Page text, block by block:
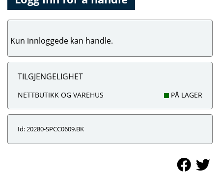
Kun innloggede kan handle.
TILGJENGELIGHET
NETTBUTIKK OG VAREHUS PÅ LAGER
Id: 20280-SPCC0609.BK